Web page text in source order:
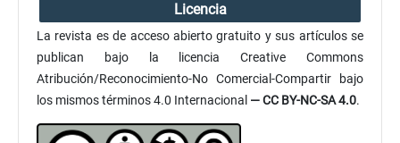
Licencia
La revista es de acceso abierto gratuito y sus artículos se
publican bajo la licencia Creative Commons
Atribución/Reconocimiento-No Comercial-Compartir bajo
los mismos términos 4.0 Internacional — CC BY-NC-SA 4.0.